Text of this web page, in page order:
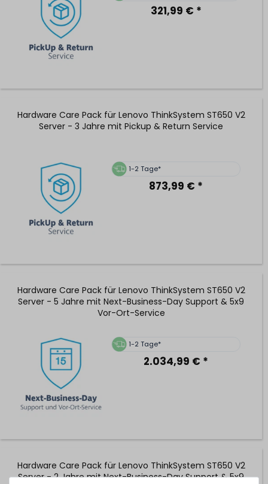
321,99 € *
Hardware Care Pack für Lenovo ThinkSystem ST650 V2
Server - 3 Jahre mit Pickup & Return Service
1-2 Tage*
873,99 € *
Hardware Care Pack für Lenovo ThinkSystem ST650 V2
Server - 5 Jahre mit Next-Business-Day Support & 5x9
Vor-Ort-Service
1-2 Tage*
2.034,99 € *
Hardware Care Pack für Lenovo ThinkSystem ST650 V2
Server - 2 Jahre mit Next-Business-Day Support & 5x9